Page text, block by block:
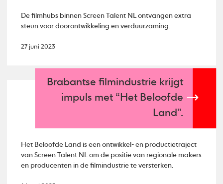
De filmhubs binnen Screen Talent NL ontvangen extra
steun voor doorontwikkeling en verduurzaming.
27 juni 2023
Brabantse filmindustrie krijgt
impuls met “Het Beloofde
Land”.
Het Beloofde Land is een ontwikkel- en productietraject
van Screen Talent NL om de positie van regionale makers
en producenten in de filmindustrie te versterken.